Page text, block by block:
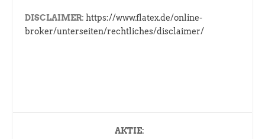
DISCLAIMER: https://www.flatex.de/online-
broker/unterseiten/rechtliches/disclaimer/
AKTIE: